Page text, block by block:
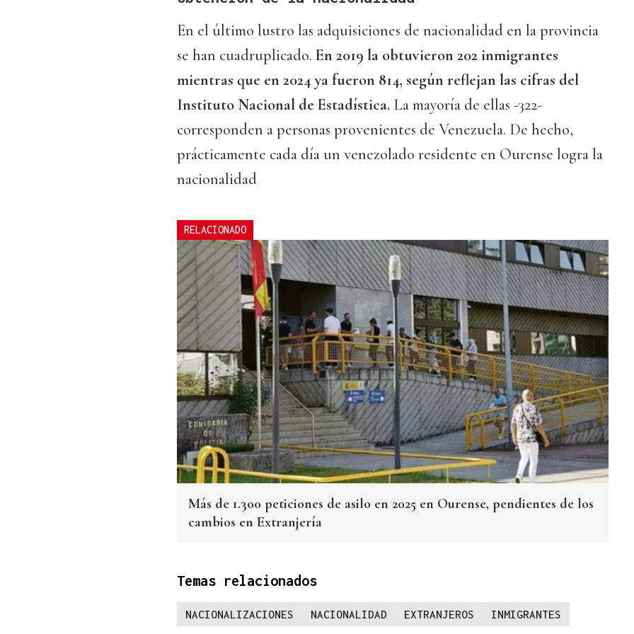
En el último lustro las adquisiciones de nacionalidad en la provincia
se han cuadruplicado. En 2019 la obtuvieron 202 inmigrantes
mientras que en 2024 ya fueron 814, según reflejan las cifras del
Instituto Nacional de Estadística. La mayoría de ellas -322-
corresponden a personas provenientes de Venezuela. De hecho,
prácticamente cada día un venezolado residente en Ourense logra la
nacionalidad
RELACIONADO
Más de 1.300 peticiones de asilo en 2025 en Ourense, pendientes de los
cambios en Extranjería
Temas relacionados
NACIONALIZACIONES NACIONALIDAD EXTRANJEROS INMIGRANTES